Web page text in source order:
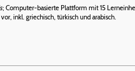
; Computer-basierte Plattform mit 15
inkl. griechisch, türkisch und arabisch.